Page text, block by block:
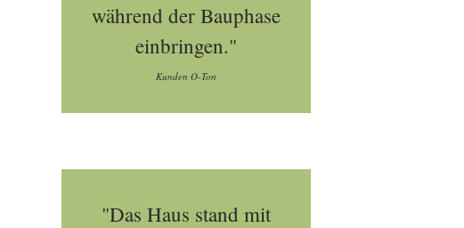
während der Bauphase
einbringen."
Kunden O-Ton
"Das Haus stand mit